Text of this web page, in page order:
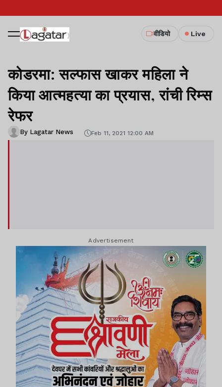
वीडियो Live
कोडरमा: सल्फास खाकर महिला ने
किया आत्महत्या का प्रयास, रांची रिम्स
रेफर
By Lagatar News Feb 11, 2021 12:00 AM
Advertisement